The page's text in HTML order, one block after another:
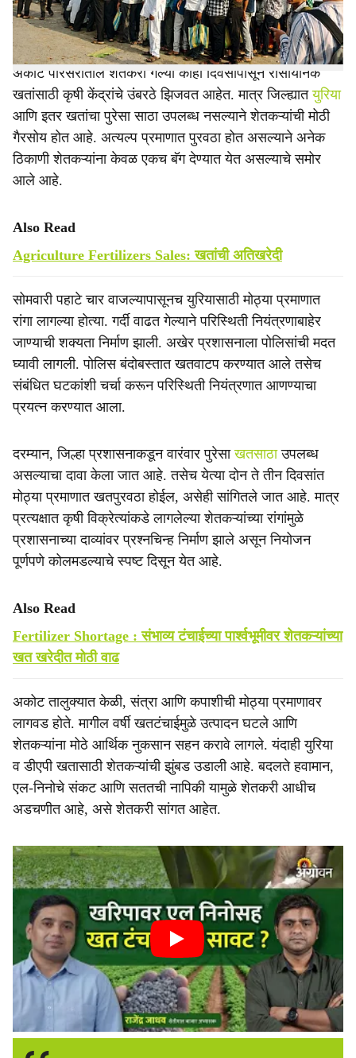
वेळ शेतकऱ्यांवर आली असून प्रशासनाच्या नियोजनाचा बोजवारा
उडाल्याचे चित्र समोर आले आहे.
अकोट परिसरातील शेतकरी गेल्या काही दिवसांपासून रासायनिक
खतांसाठी कृषी केंद्रांचे उंबरठे झिजवत आहेत. मात्र जिल्ह्यातयुरिया
आणि इतर खतांचा पुरेसा साठा उपलब्ध नसल्याने शेतकऱ्यांची मोठी
गैरसोय होत आहे. अत्यल्प प्रमाणात पुरवठा होत असल्याने अनेक
ठिकाणी शेतकऱ्यांना केवळ एकच बॅग देण्यात येत असल्याचे समोर
आले आहे.
Also Read
Agriculture Fertilizers Sales: खतांची अतिखरेदी
सोमवारी पहाटे चार वाजल्यापासूनच युरियासाठी मोठ्या प्रमाणात
रांगा लागल्या होत्या. गर्दी वाढत गेल्याने परिस्थिती नियंत्रणाबाहेर
जाण्याची शक्यता निर्माण झाली. अखेर प्रशासनाला पोलिसांची मदत
घ्यावी लागली. पोलिस बंदोबस्तात खतवाटप करण्यात आले तसेच
संबंधित घटकांशी चर्चा करून परिस्थिती नियंत्रणात आणण्याचा
प्रयत्न करण्यात आला.
दरम्यान, जिल्हा प्रशासनाकडून वारंवार पुरेसाखतसाठाउपलब्ध
असल्याचा दावा केला जात आहे. तसेच येत्या दोन ते तीन दिवसांत
मोठ्या प्रमाणात खतपुरवठा होईल, असेही सांगितले जात आहे. मात्र
प्रत्यक्षात कृषी विक्रेत्यांकडे लागलेल्या शेतकऱ्यांच्या रांगांमुळे
प्रशासनाच्या दाव्यांवर प्रश्नचिन्ह निर्माण झाले असून नियोजन
पूर्णपणे कोलमडल्याचे स्पष्ट दिसून येत आहे.
Also Read
Fertilizer Shortage : संभाव्य टंचाईच्या पार्श्वभूमीवर शेतकऱ्यांच्या
खत खरेदीत मोठी वाढ
अकोट तालुक्यात केळी, संत्रा आणि कपाशीची मोठ्या प्रमाणावर
लागवड होते. मागील वर्षी खतटंचाईमुळे उत्पादन घटले आणि
शेतकऱ्यांना मोठे आर्थिक नुकसान सहन करावे लागले. यंदाही युरिया
व डीएपी खतासाठी शेतकऱ्यांची झुंबड उडाली आहे. बदलते हवामान,
एल-निनोचे संकट आणि सततची नापिकी यामुळे शेतकरी आधीच
अडचणीत आहे, असे शेतकरी सांगत आहेत.